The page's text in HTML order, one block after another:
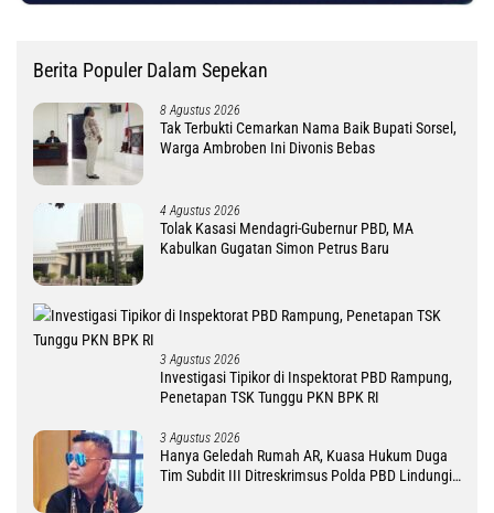
Berita Populer Dalam Sepekan
8 Agustus 2026
Tak Terbukti Cemarkan Nama Baik Bupati Sorsel,
Warga Ambroben Ini Divonis Bebas
4 Agustus 2026
Tolak Kasasi Mendagri-Gubernur PBD, MA
Kabulkan Gugatan Simon Petrus Baru
3 Agustus 2026
Investigasi Tipikor di Inspektorat PBD Rampung,
Penetapan TSK Tunggu PKN BPK RI
3 Agustus 2026
Hanya Geledah Rumah AR, Kuasa Hukum Duga
Tim Subdit III Ditreskrimsus Polda PBD Lindungi